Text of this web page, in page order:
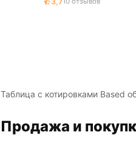
Таблица с котировками Based
Продажа и